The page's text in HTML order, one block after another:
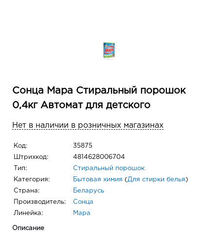
Сонца Мара Стиральный порошок
0,4кг Автомат для детского
Нет в наличии в розничных магазинах
Код: 35875
Штрихкод: 4814628006704
Тип: Стиральный порошок
Категория: Бытовая химия ( Для стирки белья )
Страна: Беларусь
Производитель: Сонца
Линейка: Мара
Описание